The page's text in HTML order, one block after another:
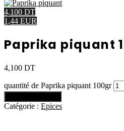
4,100 DT
1,44 EUR
Paprika piquant
4,100 DT
quantité de Paprika piquant 100gr
Catégorie : Epices